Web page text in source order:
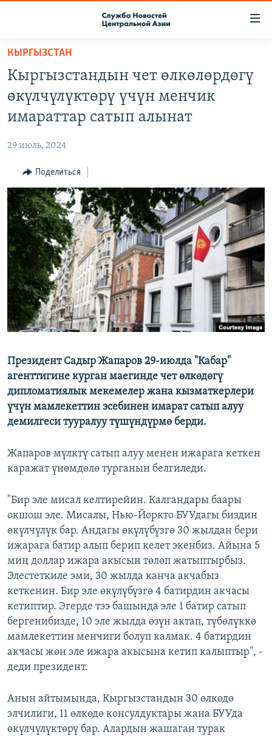
Вернуться
основному
содержанию
Вернутся
главной
Вернутся
поиску
ПОДПИСКА
КОНТАКТЫ
НАСТОЯЩЕЕ ВРЕМЯ
МИГРАНТ МЕДИА
КЫРГЫЗСТАН
Кыргызстандын чет өлкөлөрдөгү
өкүлчүлүктөрү үчүн менчик
имараттар сатып алынат
29 июль, 2024
Поделиться
Президент Садыр Жапаров 29-июлда "Кабар"
агенттигине курган маегинде чет өлкөдөгү
дипломатиялык мекемелер жана кызматкерлери
үчүн мамлекеттин эсебинен имарат сатып алуу
демилгеси тууралуу түшүндүрмө берди.
Жапаров мүлктү сатып алуу менен ижарага кеткен
каражат үнөмдөлө турганын белгиледи.
"Бир эле мисал келтирейин. Калгандары баары
окшош эле. Мисалы, Нью-Йоркто БУУдагы биздин
өкүлчүлүк бар. Андагы өкүлүбүзгө 30 жылдан бери
ижарага батир алып берип келет экенбиз. Айына 5
миң доллар ижара акысын төлөп жатыптырбыз.
Элестеткиле эми, 30 жылда канча акчабыз
кеткенин. Бир эле өкүлүбүзгө 4 батирдин акчасы
кетиптир. Эгерде тээ башында эле 1 батир сатып
бергенибизде, 10 эле жылда өзүн актап, түбөлүккө
мамлекеттин менчиги болуп калмак. 4 батирдин
акчасы жөн эле ижара акысына кетип калыптыр", -
деди президент.
Анын айтымында, Кыргызстандын 30 өлкөдө
элчилиги, 11 өлкөдө консулдуктары жана БУУда
өкүлчүлүктөрү бар. Алардын жашаган турак